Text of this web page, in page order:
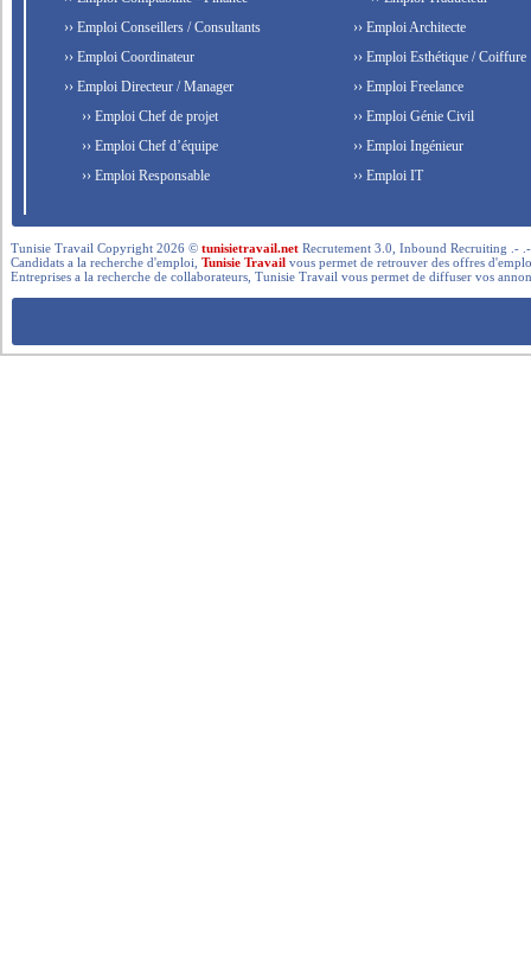
›› Emploi Conseillers / Consultants
›› Emploi Coordinateur
›› Emploi Directeur / Manager
›› Emploi Chef de projet
›› Emploi Chef d’équipe
›› Emploi Responsable
›› Emploi Architecte
›› Emploi Esthétique / Coiffure
›› Emploi Freelance
›› Emploi Génie Civil
›› Emploi Ingénieur
›› Emploi IT
Tunisie Travail Copyright 2026 ©tunisietravail.net Recrutement 3.0, Inbound Recruiting .-
Candidats a la recherche d'emploi,Tunisie Travail vous permet de retrouver des offres
Entreprises a la recherche de collaborateurs, Tunisie Travail vous permet de diffuser vos